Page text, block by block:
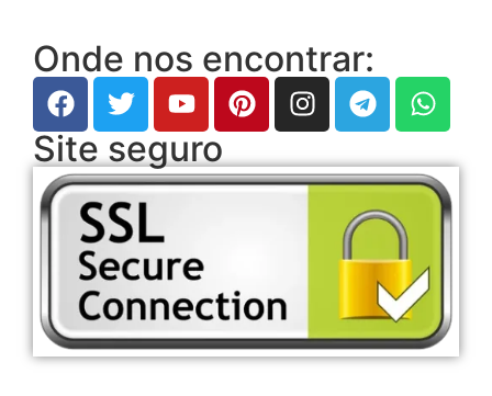
Onde nos encontrar:
Site seguro